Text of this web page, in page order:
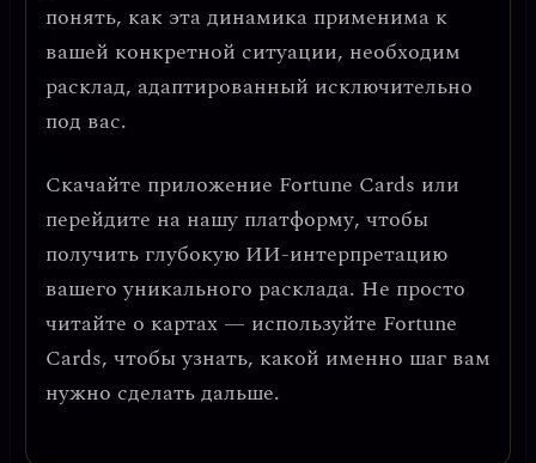
понять, как эта динамика применима к
вашей конкретной ситуации, необходим
расклад, адаптированный исключительно
под вас.
Скачайте приложение Fortune Cards или
перейдите на нашу платформу, чтобы
получить глубокую ИИ-интерпретацию
вашего уникального расклада. Не просто
читайте о картах — используйте Fortune
Cards, чтобы узнать, какой именно шаг вам
нужно сделать дальше.